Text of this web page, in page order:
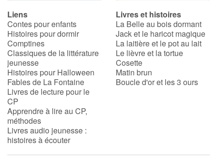
Écoles
Médiathèques
Vidéos & Tutoriaux
Blog
Actualités
Liens
Contes pour enfants
Histoires pour dormir
Comptines
Classiques de la littérature
jeunesse
Histoires pour Halloween
Fables de La Fontaine
Livres de lecture pour le
CP
Apprendre à lire au CP,
méthodes
Livres audio jeunesse :
histoires à écouter
Livres et histoires
La Belle au bois dormant
Jack et le haricot magique
La laitière et le pot au lait
Le lièvre et la tortue
Cosette
Matin brun
Boucle d'or et les 3 ours